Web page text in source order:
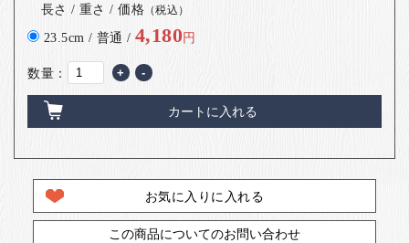
長さ / 重さ / 価格 （税込）
23.5cm / 普通 / 4,180円
数量： + -
カートに入れる
お気に入りに入れる
この商品についてのお問い合わせ